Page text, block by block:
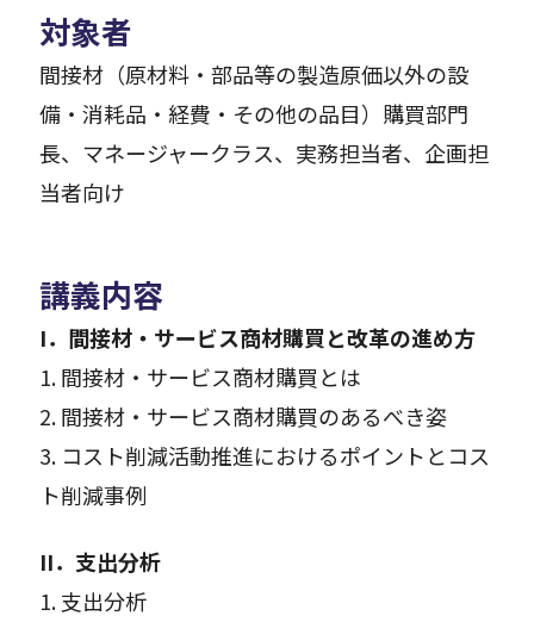
対象者
間接材（原材料・部品等の製造原価以外の設
備・消耗品・経費・その他の品目）購買部門
長、マネージャークラス、実務担当者、企画担
当者向け
講義内容
I． 間接材・サービス商材購買と改革の進め方
1. 間接材・サービス商材購買とは
2. 間接材・サービス商材購買のあるべき姿
3. コスト削減活動推進におけるポイントとコス
ト削減事例
II． 支出分析
1. 支出分析